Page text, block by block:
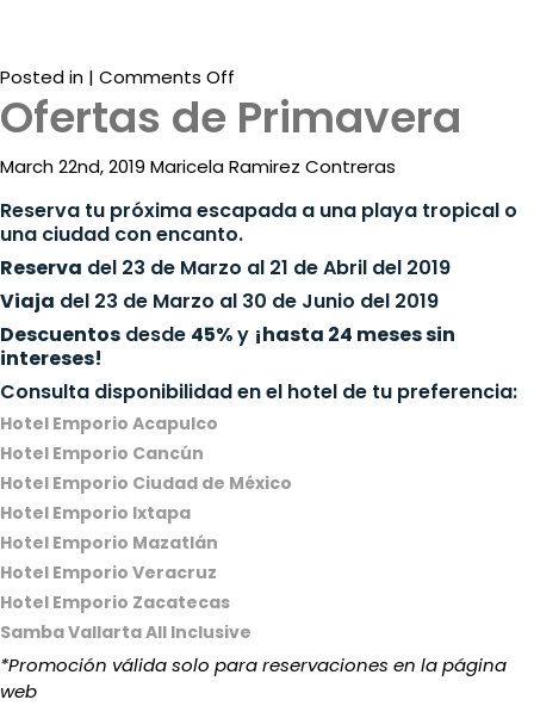
Posted in | Comments Off
Preventa
de
Verano
Ofertas de Primavera
March 22nd, 2019 Maricela Ramirez Contreras
Reserva tu próxima escapada a una playa tropical o
una ciudad con encanto.
Reserva del 23 de Marzo al 21 de Abril del 2019
Viaja del 23 de Marzo al 30 de Junio del 2019
Descuentos desde 45%y ¡hasta 24 meses sin
intereses!
Consulta disponibilidad en el hotel de tu preferencia:
Hotel Emporio Acapulco
Hotel Emporio Cancún
Hotel Emporio Ciudad de México
Hotel Emporio Ixtapa
Hotel Emporio Mazatlán
Hotel Emporio Veracruz
Hotel Emporio Zacatecas
Samba Vallarta All Inclusive
*Promoción válida solo para reservaciones en la página
web